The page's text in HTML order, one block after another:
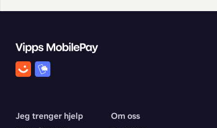
Jeg trenger hjelp Om oss